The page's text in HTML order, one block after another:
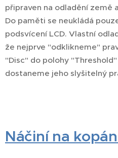
připraven na odladění země
Do paměti se neukládá
podsvícení LCD. Vlastní
že nejprve "odklikneme"
"Disc" do polohy
dostaneme jeho slyšitelný
Náčiní na